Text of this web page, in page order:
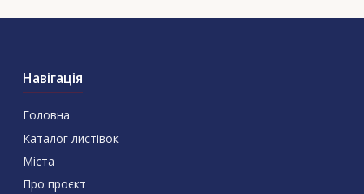
Навігація
Головна
Каталог листівок
Міста
Про проєкт